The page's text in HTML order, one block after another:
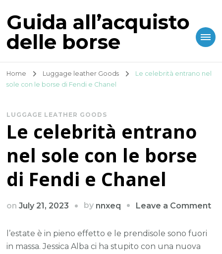
Guida all’acquisto
delle borse
Home Luggage leather Goods
Le celebrità entrano nel
sole con le borse di Fendi e Chanel
LUGGAGE LEATHER GOODS
Le celebrità entrano
nel sole con le borse
di Fendi e Chanel
onJuly 21, 2023 by nnxeq Leave a Commenton
l’estate è in pieno effetto e le prendisole sono fuori
in massa. Jessica Alba ci ha stupito con una nuova